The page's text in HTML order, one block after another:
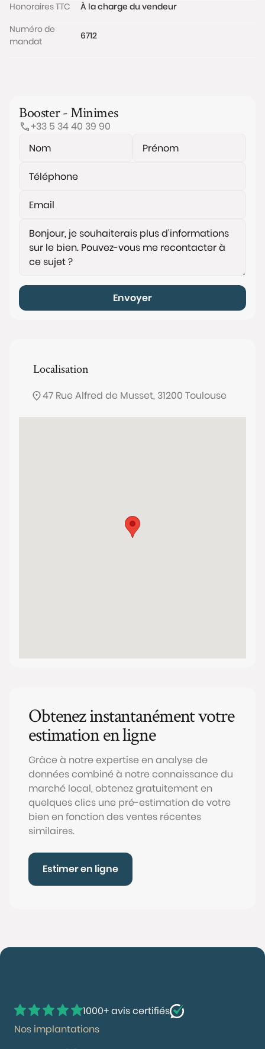
Honoraires TTC
À la charge du vendeur
Numéro de
mandat
6712
Booster - Minimes
+33 5 34 40 39 90
Envoyer
Localisation
47 Rue Alfred de Musset, 31200 Toulouse
Obtenez instantanément votre
estimation en ligne
Grâce à notre expertise en analyse de
données combiné à notre connaissance du
marché local, obtenez gratuitement en
quelques clics une pré-estimation de votre
bien en fonction des ventes récentes
similaires.
Estimer en ligne
1000+ avis certifiés
Nos implantations